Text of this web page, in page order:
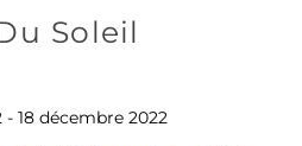
Soleil
18 décembre 2022